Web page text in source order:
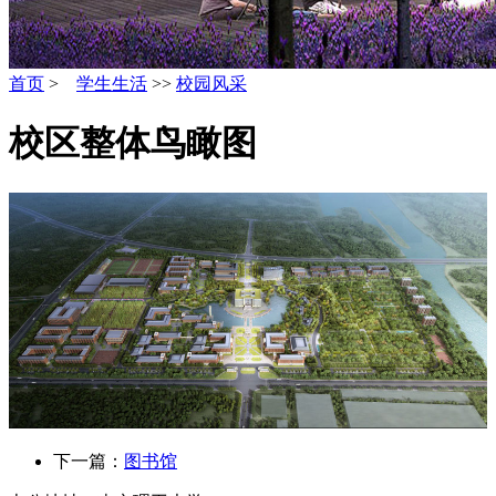
首页 > 学生生活 >> 校园风采
校区整体鸟瞰图
下一篇： 图书馆